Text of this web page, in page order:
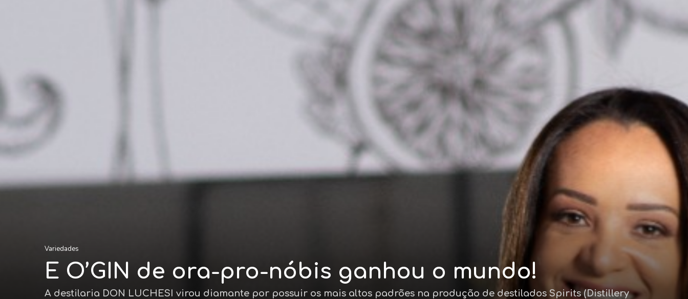
Variedades
E O’GIN de ora-pro-nóbis ganhou o mundo!
A destilaria DON LUCHESI virou diamante por possuir os mais altos padrões na produção de destilados Spirits (Distillery